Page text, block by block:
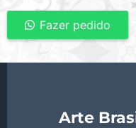
Fazer pedido
Arte